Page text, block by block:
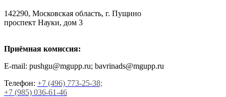
142290, Московская область, г. Пущино
проспект Науки, дом 3
Приёмная комиссия:
E-mail: pushgu@mgupp.ru; bavrinads@mgupp.ru
Телефон: +7 (496) 773-25-38;
+7 (985) 036-61-46